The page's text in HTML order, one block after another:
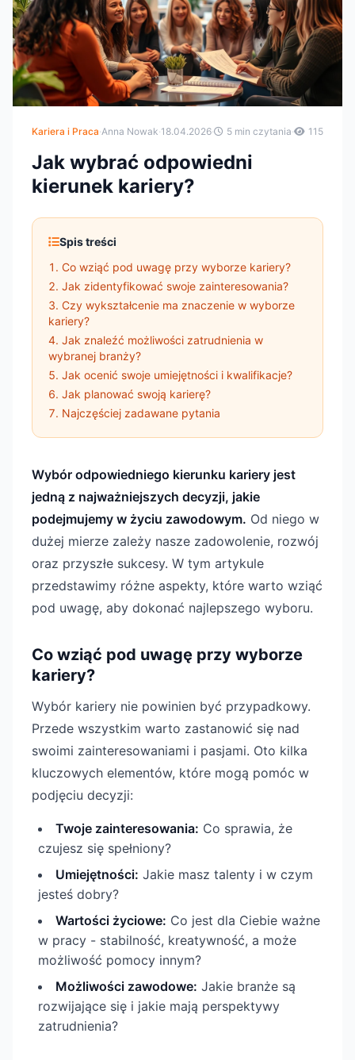
Kariera i Praca·Anna Nowak·18.04.2026· 5 min czytania· 115
Jak wybrać odpowiedni
kierunek kariery?
Spis treści
Co wziąć pod uwagę przy wyborze kariery?
Jak zidentyfikować swoje zainteresowania?
Czy wykształcenie ma znaczenie w wyborze
kariery?
Jak znaleźć możliwości zatrudnienia w
wybranej branży?
Jak ocenić swoje umiejętności i kwalifikacje?
Jak planować swoją karierę?
Najczęściej zadawane pytania
Wybór odpowiedniego kierunku kariery jest
jedną z najważniejszych decyzji, jakie
podejmujemy w życiu zawodowym. Od niego w
dużej mierze zależy nasze zadowolenie, rozwój
oraz przyszłe sukcesy. W tym artykule
przedstawimy różne aspekty, które warto wziąć
pod uwagę, aby dokonać najlepszego wyboru.
Co wziąć pod uwagę przy wyborze
kariery?
Wybór kariery nie powinien być przypadkowy.
Przede wszystkim warto zastanowić się nad
swoimi zainteresowaniami i pasjami. Oto kilka
kluczowych elementów, które mogą pomóc w
podjęciu decyzji:
Twoje zainteresowania: Co sprawia, że
czujesz się spełniony?
Umiejętności: Jakie masz talenty i w czym
jesteś dobry?
Wartości życiowe: Co jest dla Ciebie ważne
w pracy - stabilność, kreatywność, a może
możliwość pomocy innym?
Możliwości zawodowe: Jakie branże są
rozwijające się i jakie mają perspektywy
zatrudnienia?